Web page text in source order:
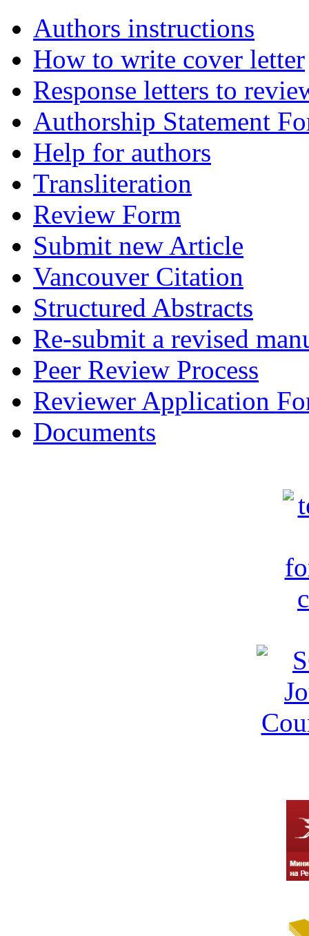
Authors instructions
How to write cover letter
Response letters to
Authorship Statement
Help for authors
Transliteration
Review Form
Submit new Article
Vancouver Citation
Structured Abstracts
Re-submit a revised
Peer Review Process
Reviewer Application
Documents